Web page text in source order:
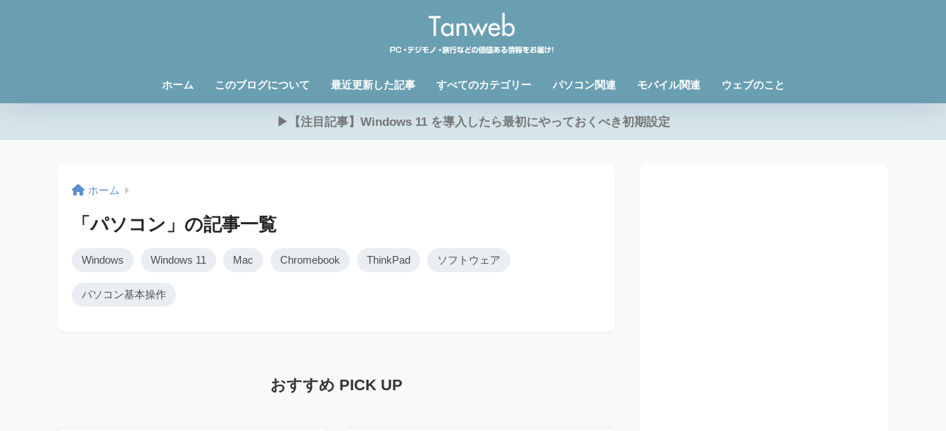
ホーム このブログについて 最近更新した記事 すべてのカテゴリー パソコン関連 モバイル関連 ウェブのこと
▶【注目記事】Windows 11 を導入したら最初にやっておくべき初期設定
ホーム
「パソコン」の記事一覧
Windows Windows 11 Mac Chromebook ThinkPad ソフトウェア
パソコン基本操作
おすすめ PICK UP